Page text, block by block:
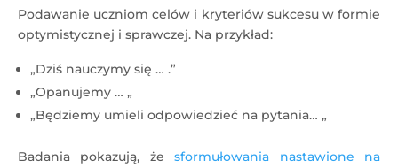
Podawanie uczniom celów i kryteriów sukcesu w formie
optymistycznej i sprawczej. Na przykład:
„Dziś nauczymy się … .”
„Opanujemy … „
„Będziemy umieli odpowiedzieć na pytania… „
Badania pokazują, żesformułowania nastawione na